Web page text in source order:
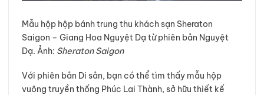
Mẫu hộp hộp bánh trung thu khách sạn Sheraton
Saigon – Giang Hoa Nguyệt Dạ từ phiên bản Nguyệt
Dạ. Ảnh: Sheraton Saigon
Với phiên bản Di sản, bạn có thể tìm thấy mẫu hộp
vuông truyền thống Phúc Lai Thành, sở hữu thiết kế